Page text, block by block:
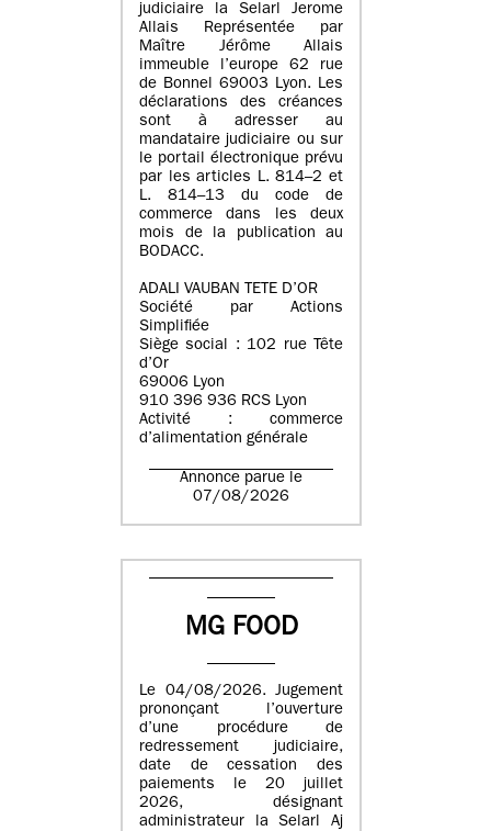
judiciaire la Selarl Jerome
Allais Représentée par
Maître Jérôme Allais
immeuble l’europe 62 rue
de Bonnel 69003 Lyon. Les
déclarations des créances
sont à adresser au
mandataire judiciaire ou sur
le portail électronique prévu
par les articles L. 814–2 et
L. 814–13 du code de
commerce dans les deux
mois de la publication au
BODACC.
ADALI VAUBAN TETE D’OR
Société par Actions
Simplifiée
Siège social : 102 rue Tête
d’Or
69006 Lyon
910 396 936 RCS Lyon
Activité : commerce
d’alimentation générale
Annonce parue le
07/08/2026
MG FOOD
Le 04/08/2026. Jugement
prononçant l’ouverture
d’une procédure de
redressement judiciaire,
date de cessation des
paiements le 20 juillet
2026, désignant
administrateur la Selarl Aj